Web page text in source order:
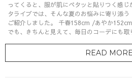
ってくると、服が肌にペタッと貼りつく感じが気にな
タライブでは、そんな夏のお悩みに寄り添
ご紹介しました。 千春158cm /あやか152cm 風通しがよく、さらっと軽い。
でも、きちんと見えて、毎日のコーデにも
READ